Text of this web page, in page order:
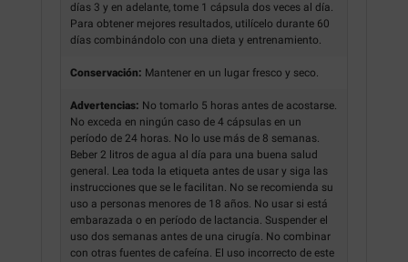
días 3 y en adelante, tome 1 cápsula dos veces al día.
Para obtener mejores resultados, utilícelo durante 60
días combinándolo con una dieta y entrenamiento.
Conservación: Mantener en un lugar fresco y seco.
Advertencias: No tomarlo 5 horas antes de acostarse.
No exceda en ningún caso de 4 cápsulas en un
período de 24 horas. No lo use más de 8 semanas.
Beber 2 litros de agua al día para una buena salud
general. Lea toda la etiqueta antes de usar y siga las
instrucciones que se le facilitan. No se recomienda su
uso a personas menores de 18 años. No usar si está
embarazada o en período de lactancia. Suspender el
uso dos semanas antes de una cirugía. No combinar
con otras fuentes de cafeína. El uso incorrecto de este